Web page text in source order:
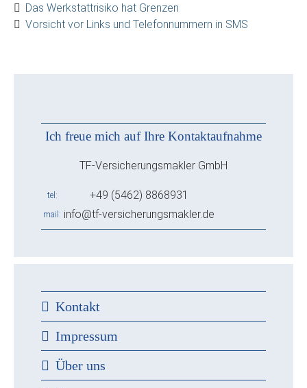
Das Werkstattrisiko hat Grenzen
Vorsicht vor Links und Telefonnummern in SMS
Ich freue mich auf Ihre Kontaktaufnahme
TF-Versicherungsmakler GmbH
tel +49 (5462) 8868931
mail info@tf-versicherungsmakler.de
Kontakt
Impressum
Über uns